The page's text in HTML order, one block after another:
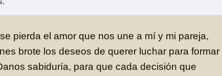
pierda el amor que nos une a mí y mi pareja,
brote los deseos de querer luchar para formar
sabiduría, para que cada decisión que